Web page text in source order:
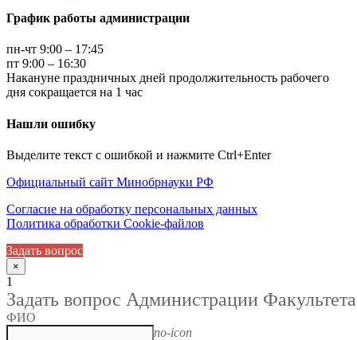
График работы администрации
пн-чт 9:00 – 17:45
пт 9:00 – 16:30
Накануне праздничных дней продолжительность рабочего
дня сокращается на 1 час
Нашли ошибку
Выделите текст с ошибкой и нажмите Ctrl+Enter
Официальный сайт Минобрнауки РФ
Согласие на обработку персональных данных
Политика обработки Cookie-файлов
Задать вопрос
×
1
Задать вопрос Администрации Факультета
ФИО
no-icon